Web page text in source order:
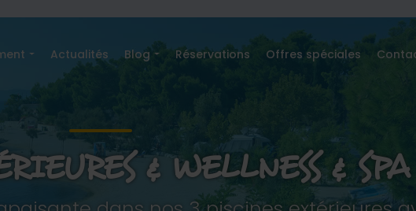
& WELLNESS & SPA
Actualités Blog Réservations Offres spéciales